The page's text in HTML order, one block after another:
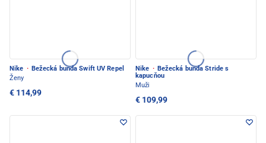
Nike · Bežecká bunda Swift UV Repel
Ženy
€ 114,99
Nike · Bežecká bunda Stride s
kapucňou
Muži
€ 109,99